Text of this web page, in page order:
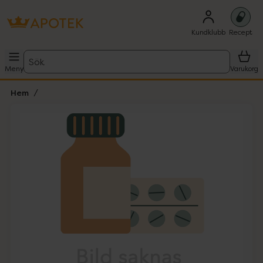
Kundklubb Recept
Meny
Sök
Varukorg
Hem
Lista: . Innehåller 1 objekt.